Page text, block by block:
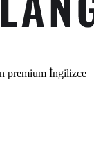
premium İngilizce